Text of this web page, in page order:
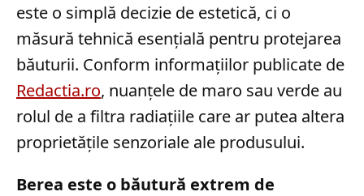
este o simplă decizie de estetică, ci o
măsură tehnică esențială pentru protejarea
băuturii. Conform informațiilor publicate de
Redactia.ro, nuanțele de maro sau verde au
rolul de a filtra radiațiile care ar putea altera
proprietățile senzoriale ale produsului.
Berea este o băutură extrem de